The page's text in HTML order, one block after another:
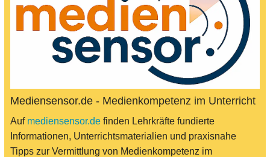
Mediensensor.de - Medienkompetenz im Unterricht
Auf mediensensor.de finden Lehrkräfte fundierte
Informationen, Unterrichtsmaterialien und praxisnahe
Tipps zur Vermittlung von Medienkompetenz im